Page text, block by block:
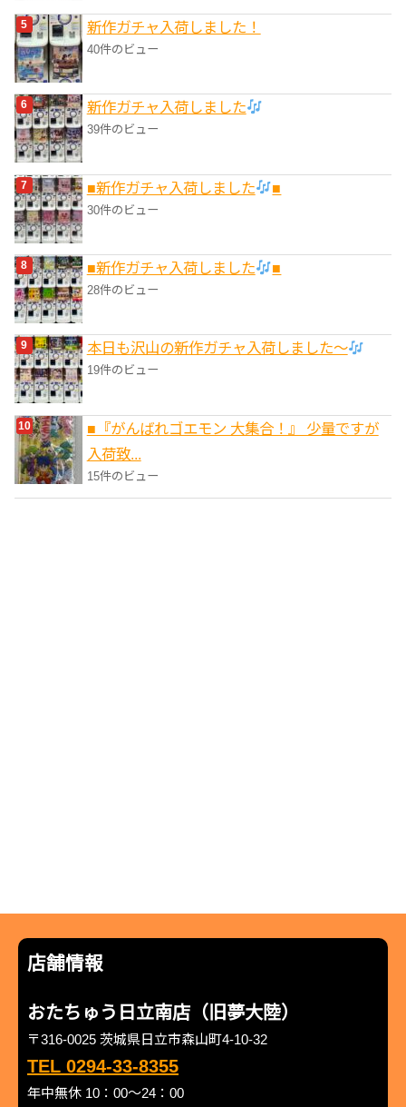
新作ガチャ入荷しました！
40件のビュー
新作ガチャ入荷しました
39件のビュー
■新作ガチャ入荷しました ■
30件のビュー
■新作ガチャ入荷しました ■
28件のビュー
本日も沢山の新作ガチャ入荷しました〜
19件のビュー
■『がんばれゴエモン 大集合！』 少量ですが
入荷致...
15件のビュー
店舗情報
おたちゅう日立南店（旧夢大陸）
〒316-0025 茨城県日立市森山町4-10-32
TEL 0294-33-8355
年中無休 10：00～24：00